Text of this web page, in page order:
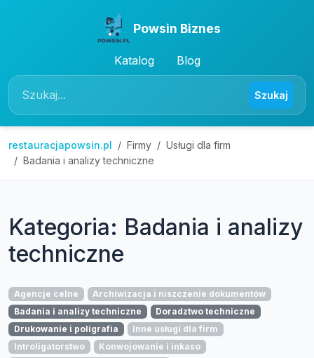
Powsin Biznes
Katalog Blog
Szukaj
restauracjapowsin.pl Firmy
Usługi dla firm
Badania i analizy techniczne
Kategoria: Badania i analizy
techniczne
Agencje celne
Archiwizacja i niszczenie dokumentów
Badania i analizy techniczne
Doradztwo techniczne
Drukowanie i poligrafia
Inne usługi dla firm
Introligatorstwo
Konwojowanie i inkaso